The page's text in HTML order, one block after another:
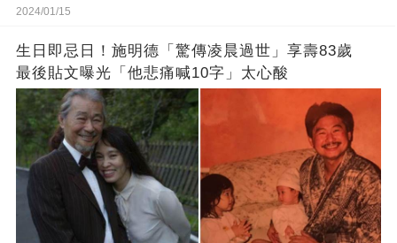
2024/01/15
生日即忌日！施明德「驚傳凌晨過世」享壽83歲
最後貼文曝光「他悲痛喊10字」太心酸